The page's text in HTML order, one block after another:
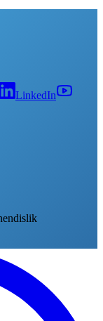
LinkedIn